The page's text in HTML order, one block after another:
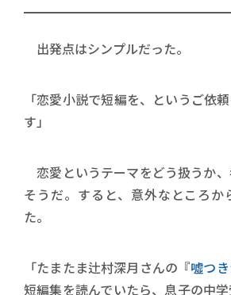
出発点はシンプルだった。
「恋愛小説で短編を、というご依
す」
恋愛というテーマをどう扱うか
そうだ。すると、意外なところか
た。
「たまたま辻村深月さんの『噓つ
短編集を読んでいたら、息子の中